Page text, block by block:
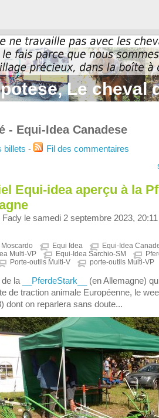
Le cheval
- Equi-Idea Canadese
billets -
Fil des commentaires
Equi-idea aperçu à la
Fady le samedi 2 septembre 2023,
Equi Idea
Equi-Idea
Multi-VP
Equi-Idea Sarchio-SM
Porte-outils Multi-V porte-outils Multi-VP
la __PferdeStark__
(en Allemagne)
de traction animale Européenne, le
dont on reparlera sans doute...